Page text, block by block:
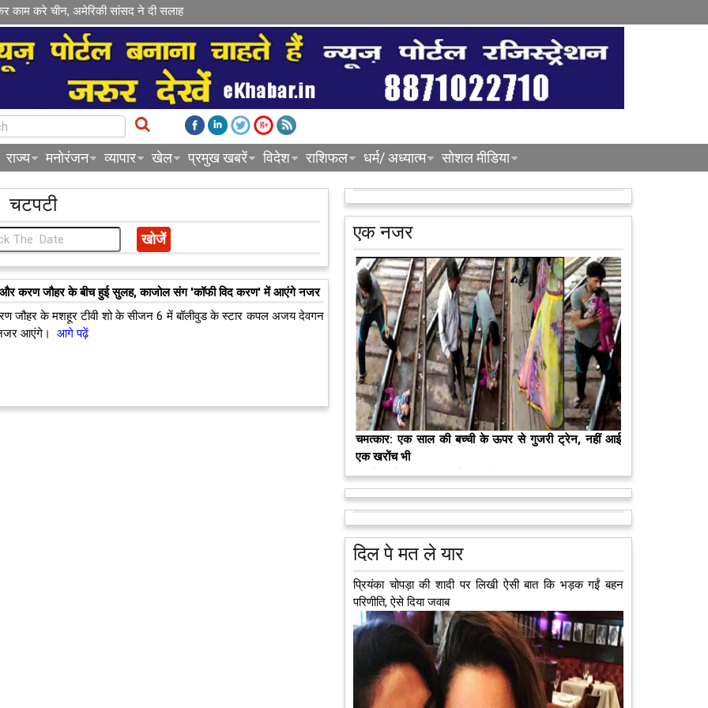
काम करे चीन, अमेरिकी सांसद ने दी सलाह
राज्य मनोरंजन व्यापार खेल प्रमुख खबरें विदेश राशिफल धर्म/ अध्यात्म सोशल मीडिया
चटपटी
करण जौहर के बीच हुई सुलह, काजोल संग 'कॉफी विद करण' में आएंगे नजर
जौहर के मशहूर टीवी शो के सीजन 6 में बॉलीवुड के स्टार कपल अजय देवगन
आएंगे।
आगे पढ़ें
एक नजर
चमत्कार: एक साल की बच्ची के ऊपर से गुजरी ट्रेन, नहीं आई
एक खरोंच भी
जाको राखे साइयां मार सके न कोय वाली कहावत आज एक बच्ची
पर पूरी तरह चरितार्थ साबित हुई, जब वह एक हादसे दौरान बाल-
बाल बच गई। मामला उत्तर प्रदेश के मथुरा... आगे पढ़ें
मरते-मरते भी तीन लोगों को नई जिंदगी दे गई 13 वर्षीय लड़की
कुछ लोग मौत जैसी खौफनाक हकीकत को भी खूबसूरत मोड़ दे
जाते हैं। वह मरने के बाद भी इस धरती पर अपने आप को जीवित
छोड़ ज़ाते हैं। दुनिया को अलविदा कह चुकी 13...
दिल पे मत ले यार
प्रियंका चोपड़ा की शादी पर लिखी ऐसी बात कि भड़क गईं बहन
परिणीति, ऐसे दिया जवाब